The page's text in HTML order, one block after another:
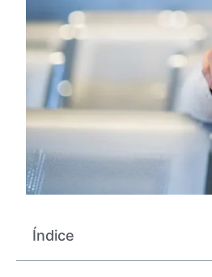
Índice